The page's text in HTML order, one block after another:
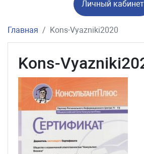
Личный кабинет
Главная Kons-Vyazniki2020
Kons-